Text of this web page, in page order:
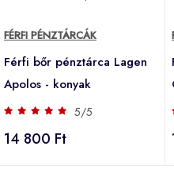
FÉRFI PÉNZTÁRCÁK
Férfi bőr pénztárca Lagen
Apolos - konyak
5/5
14 800 Ft